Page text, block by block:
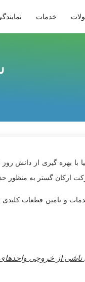
خدمات
ارکان گستر به منظور
و تامین قطعات
ناشی از خروجی